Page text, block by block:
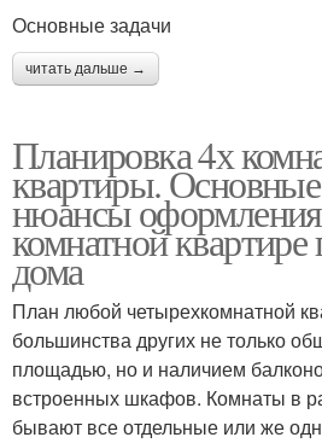
Основные задачи
читать дальше →
Планировка 4х
квартиры.
нюансы оформления
комнатной квартире
дома
План любой четырехкомнатной
большинства других не только
площадью, но и наличием
встроенных шкафов. Комнаты в
бывают все отдельные или же